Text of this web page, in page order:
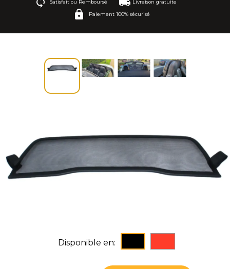
Satisfait ou Remboursé Livraison gratuite
Paiement 100% sécurisé
TT 8S FV9 (2015-2025)
1-serie E88 (2008-2014)
2-serie F23 (2014-2022)
Disponible en: